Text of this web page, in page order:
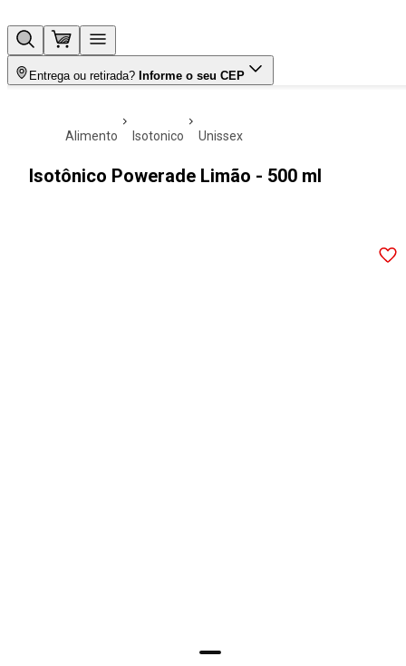
Entrega ou retirada? Informe o seu CEP
alimento isotonico unissex
Isotônico Powerade Limão - 500 ml